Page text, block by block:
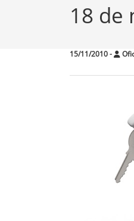
18 de
15/11/2010-